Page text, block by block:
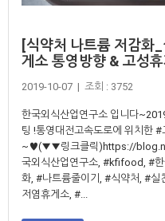
[식약처 나트륨 저감화
게소 통영방향 & 고성
2019-10-07 | 조회 : 3752
한국외식산업연구소 입니다
팅 !통영대전고속도로에 위치한
~♥(▼▼링크클릭)https://
국외식산업연구소, #kfifood, #
화, #나트륨줄이기, #식약처, #
저염휴게소, #...